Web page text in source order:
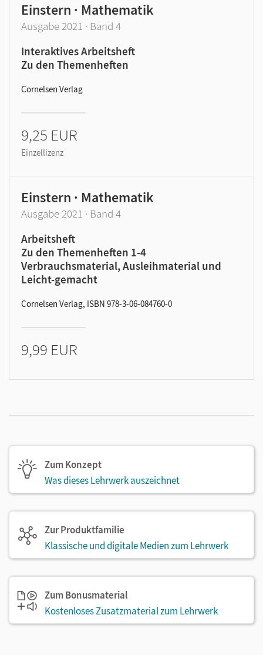
Einstern · Mathematik
Ausgabe 2021 · Band 4
Interaktives Arbeitsheft
Zu den Themenheften
Cornelsen Verlag
9,25 EUR
Einzellizenz
Einstern · Mathematik
Ausgabe 2021 · Band 4
Arbeitsheft
Zu den Themenheften 1-4
Verbrauchsmaterial, Ausleihmaterial und
Leicht-gemacht
Cornelsen Verlag, ISBN 978-3-06-084760-0
9,99 EUR
Zum Konzept
Was dieses Lehrwerk auszeichnet
Zur Produktfamilie
Klassische und digitale Medien zum Lehrwerk
Zum Bonusmaterial
Kostenloses Zusatzmaterial zum Lehrwerk